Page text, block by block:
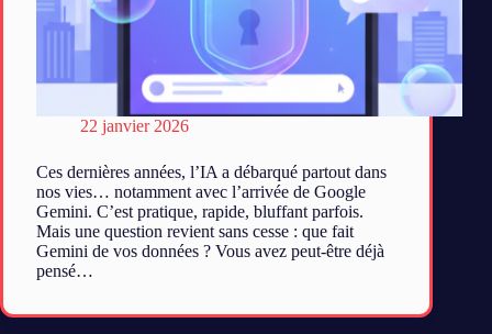
22 janvier 2026
Ces dernières années, l’IA a débarqué partout dans
nos vies… notamment avec l’arrivée de Google
Gemini. C’est pratique, rapide, bluffant parfois.
Mais une question revient sans cesse : que fait
Gemini de vos données ? Vous avez peut-être déjà
pensé…